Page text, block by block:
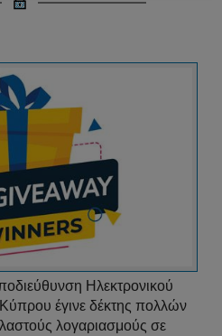
Ηλεκτρονικού
έγινε δέκτης πολλών
λογαριασμούς σε